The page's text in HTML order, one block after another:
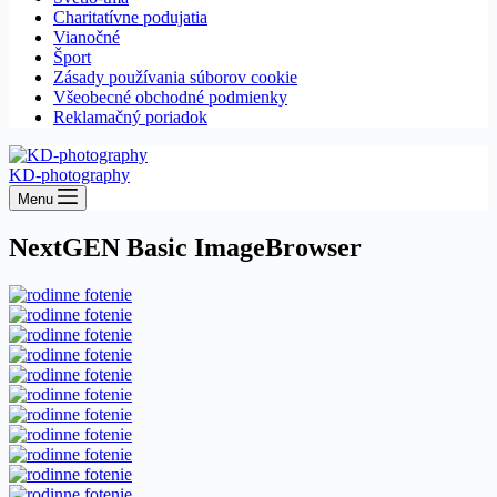
Charitatívne podujatia
Vianočné
Šport
Zásady používania súborov cookie
Všeobecné obchodné podmienky
Reklamačný poriadok
KD-photography
Menu
NextGEN Basic ImageBrowser